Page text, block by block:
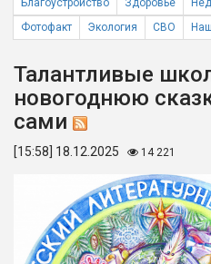
Благоустройство
Здоровье
Фотофакт
Экология СВО
Талантливые
новогоднюю
сами
[15:58] 18.12.2025 14 221